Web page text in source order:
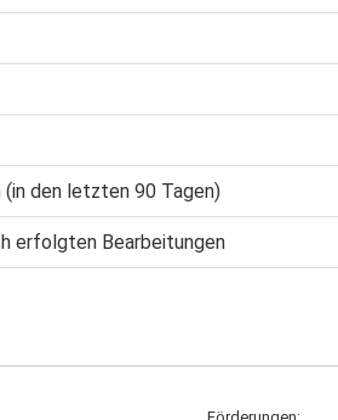
den letzten 90 Tagen)
erfolgten Bearbeitungen